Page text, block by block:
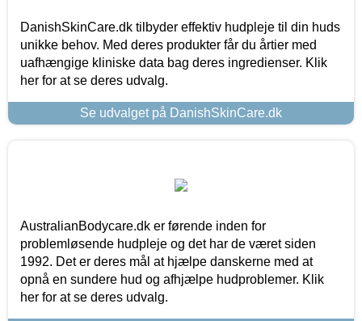
DanishSkinCare.dk tilbyder effektiv hudpleje til din huds
unikke behov. Med deres produkter får du årtier med
uafhængige kliniske data bag deres ingredienser. Klik
her for at se deres udvalg.
Se udvalget på DanishSkinCare.dk
AustralianBodycare.dk er førende inden for
problemløsende hudpleje og det har de været siden
1992. Det er deres mål at hjælpe danskerne med at
opnå en sundere hud og afhjælpe hudproblemer. Klik
her for at se deres udvalg.